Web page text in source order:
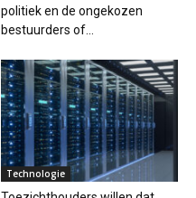
politiek en de ongekozen
bestuurders of...
Technologie